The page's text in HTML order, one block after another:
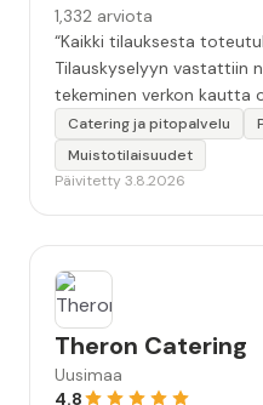
1,332 arviota
“Kaikki tilauksesta
Tilauskyselyyn vastattiin
tekeminen verkon kautta
Kävimme tilauksen vielä
läpi, että kaikki seikat
Tilaisuudessa tarjoilija oli
Catering ja pitopalvelu
Muistotilaisuudet
Päivitetty 3.8.2026
Theron Catering
Uusimaa
4.8